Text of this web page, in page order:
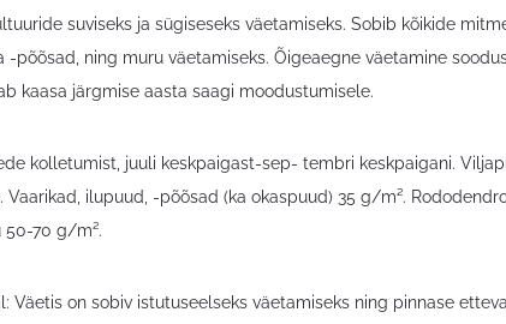
suviseks ja sügiseseks väetamiseks. Sobib kõikide
põõsad, ning muru väetamiseks. Õigeaegne väetamine
kaasa järgmise aasta saagi moodustumisele.
kolletumist, juuli keskpaigast-sep- tembri keskpaigani.
Vaarikad, ilupuud, -põõsad (ka okaspuud) 35 g/m².
50-70 g/m².
Väetis on sobiv istutuseelseks väetamiseks ning pinnase